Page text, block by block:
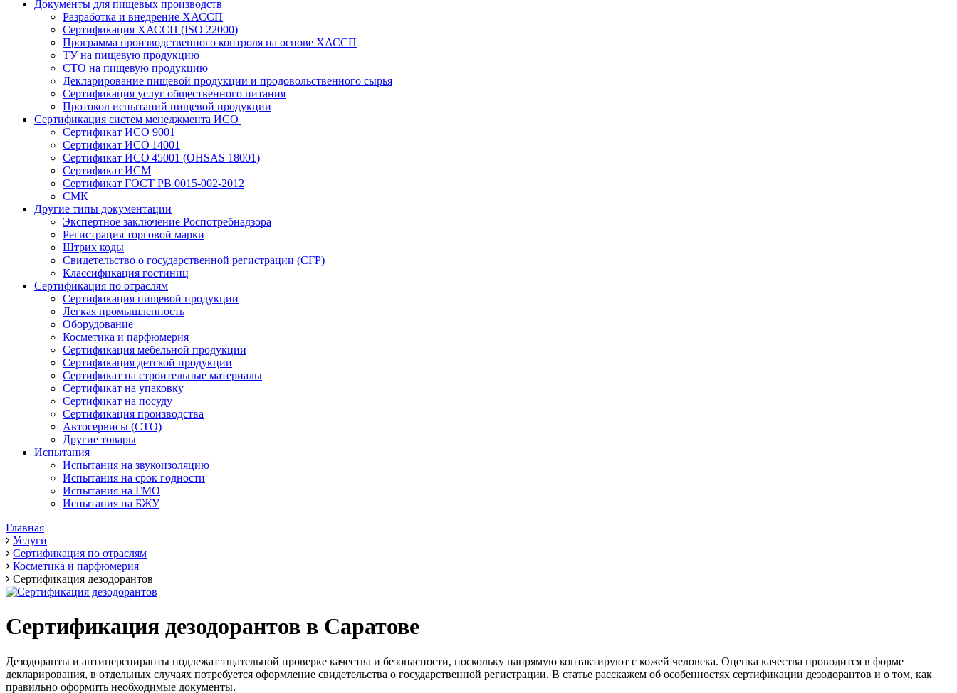
Документы для пищевых производств
Разработка и внедрение ХАССП
Сертификация ХАССП (ISO 22000)
Программа производственного контроля на основе ХАССП
ТУ на пищевую продукцию
СТО на пищевую продукцию
Декларирование пищевой продукции и продовольственного сырья
Сертификация услуг общественного питания
Протокол испытаний пищевой продукции
Сертификация систем менеджмента ИСО
Сертификат ИСО 9001
Сертификат ИСО 14001
Сертификат ИСО 45001 (OHSAS 18001)
Сертификат ИСМ
Сертификат ГОСТ РВ 0015-002-2012
СМК
Другие типы документации
Экспертное заключение Роспотребнадзора
Регистрация торговой марки
Штрих коды
Свидетельство о государственной регистрации (СГР)
Классификация гостиниц
Сертификация по отраслям
Сертификация пищевой продукции
Легкая промышленность
Оборудование
Косметика и парфюмерия
Сертификация мебельной продукции
Сертификация детской продукции
Сертификат на строительные материалы
Сертификат на упаковку
Сертификат на посуду
Сертификация производства
Автосервисы (СТО)
Другие товары
Испытания
Испытания на звукоизоляцию
Испытания на срок годности
Испытания на ГМО
Испытания на БЖУ
Главная
Услуги
Сертификация по отраслям
Косметика и парфюмерия
Сертификация дезодорантов
Сертификация дезодорантов в Саратове
Дезодоранты и антиперспиранты подлежат тщательной проверке качества и безопасности, поскольку напрямую контактируют с кожей человека. Оценка качества проводится в форме
декларирования, в отдельных случаях потребуется оформление свидетельства о государственной регистрации. В статье расскажем об особенностях сертификации дезодорантов и о том, как
правильно оформить необходимые документы.